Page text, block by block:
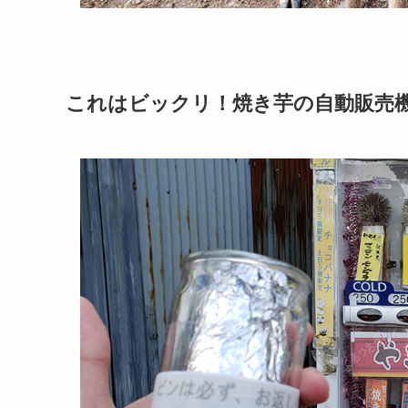
これはビックリ！焼き芋の自動販売